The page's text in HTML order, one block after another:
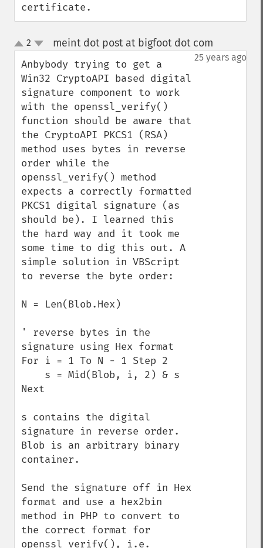
certificate.
up
down
2 meint dot post at bigfoot dot com
25 years ago
Anbybody trying to get a
Win32 CryptoAPI based digital
signature component to work
with the openssl_verify()
function should be aware that
the CryptoAPI PKCS1 (RSA)
method uses bytes in reverse
order while the
openssl_verify() method
expects a correctly formatted
PKCS1 digital signature (as
should be). I learned this
the hard way and it took me
some time to dig this out. A
simple solution in VBScript
to reverse the byte order:
N = Len(Blob.Hex)
' reverse bytes in the
signature using Hex format
For i = 1 To N - 1 Step 2
Next
s contains the digital
signature in reverse order.
Blob is an arbitrary binary
container.
Send the signature off in Hex
format and use a hex2bin
method in PHP to convert to
the correct format for
openssl_verify(), i.e.